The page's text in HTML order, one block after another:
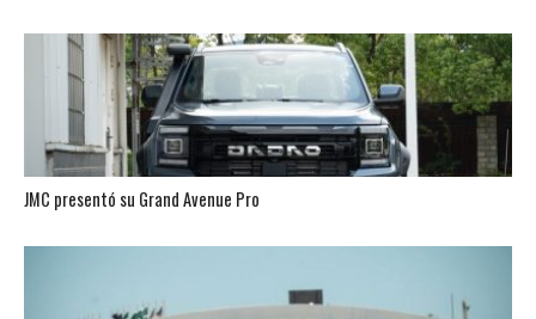
JMC presentó su Grand Avenue Pro